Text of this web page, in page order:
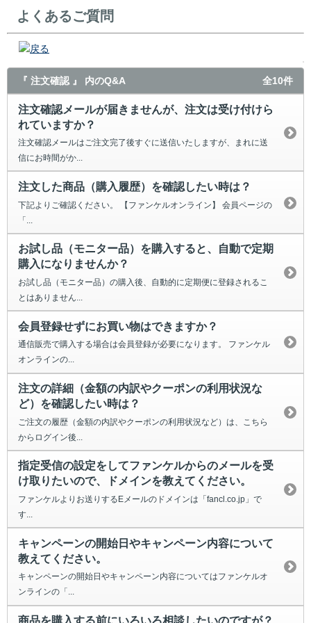
よくあるご質問
戻る
『 注文確認 』 内のQ&A 全10件
注文確認メールが届きませんが、注文は受け付けら
れていますか？
注文確認メールはご注文完了後すぐに送信いたしますが、まれに送
信にお時間がか...
注文した商品（購入履歴）を確認したい時は？
下記よりご確認ください。 【ファンケルオンライン】 会員ページの
「...
お試し品（モニター品）を購入すると、自動で定期
購入になりませんか？
お試し品（モニター品）の購入後、自動的に定期便に登録されるこ
とはありません...
会員登録せずにお買い物はできますか？
通信販売で購入する場合は会員登録が必要になります。 ファンケル
オンラインの...
注文の詳細（金額の内訳やクーポンの利用状況な
ど）を確認したい時は？
ご注文の履歴（金額の内訳やクーポンの利用状況など）は、こちら
からログイン後...
指定受信の設定をしてファンケルからのメールを受
け取りたいので、ドメインを教えてください。
ファンケルよりお送りするEメールのドメインは「fancl.co.jp」で
す...
キャンペーンの開始日やキャンペーン内容について
教えてください。
キャンペーンの開始日やキャンペーン内容についてはファンケルオ
ンラインの「...